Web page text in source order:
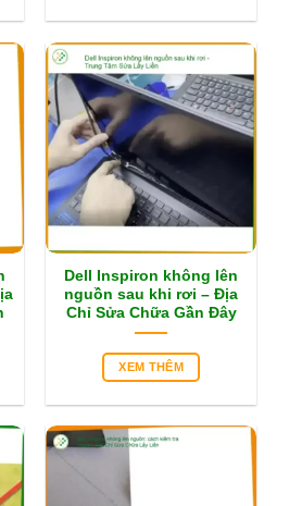
Dell Inspiron không lên
nguồn sau khi rơi – Địa
Chỉ Sửa Chữa Gần Đây
XEM THÊM